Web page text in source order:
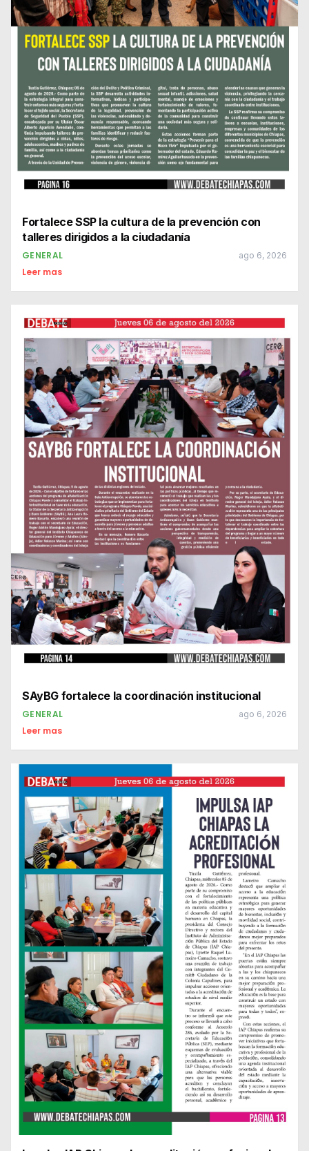
Fortalece SSP la cultura de la prevención con
talleres dirigidos a la ciudadanía
GENERAL ago 6, 2026
Leer mas
SAyBG fortalece la coordinación institucional
GENERAL ago 6, 2026
Leer mas